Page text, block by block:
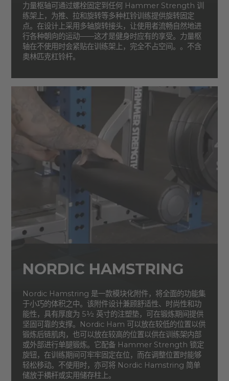
力量枢轴可通过螺栓固定到任何 Hammer Strength 训
练架上，为推、拉和旋转等多种杠铃训练提供旋转固定
点。在设计上采用多轴旋转接头，让使用者流畅自然地进
行各种朝向的运动——这才是健身时应有的享受。力量枢
轴在不使用时会紧贴在训练架上，完全不占空间。。不含
奥林匹克杠铃杆。
NORDIC HAMSTRING
Nordic Hamstring 是一款模块化附件，将全面的功能集
于小巧的体积之中。该附件设计兼顾舒适性、时尚性和功
能性，具有厚度为 5½ 英寸的注塑垫，可在锻炼期间提供
坚固可靠的支撑。Nordic Ham 可以放在较低的位置以供
锻炼后链肌肉，也可以放在较高的位置以供在训练架内部
或外部进行单腿锻炼。它配备 Hammer Strength 锁定
旋钮，在训练期间可牢牢固定在位，而在调整位置时能够
轻松移动。不使用时，亦可将 Nordic Hamstring 简单
储放于横杆或实用储存柱上。